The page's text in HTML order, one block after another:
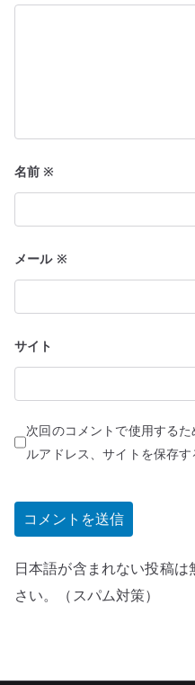
名前※
メール ※
サイト
次回のコメントで使用する
ルアドレス、サイトを保存す
日本語が含まれない投稿
さい。（スパム対策）